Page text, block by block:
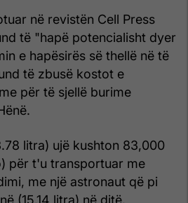
në revistën Cell Press
të "hapë potencialisht dyer
e hapësirës së thellë në të
të zbusë kostot e
për të sjellë burime
litra) ujë kushton 83,000
për t'u transportuar me
me një astronaut që pi
(15.14 litra) në ditë.